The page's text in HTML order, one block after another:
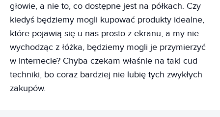
głowie, a nie to, co dostępne jest na półkach. Czy
kiedyś będziemy mogli kupować produkty idealne,
które pojawią się u nas prosto z ekranu, a my nie
wychodząc z łóżka, będziemy mogli je przymierzyć
w Internecie? Chyba czekam właśnie na taki cud
techniki, bo coraz bardziej nie lubię tych zwykłych
zakupów.